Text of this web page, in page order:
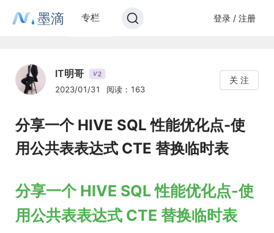
墨滴 专栏 登录 / 注册
IT明哥 V2
2023/01/31 阅读：163
关 注
分享一个 HIVE SQL 性能优化点-使
用公共表表达式 CTE 替换临时表
分享一个 HIVE SQL 性能优化点-使
用公共表表达式 CTE 替换临时表